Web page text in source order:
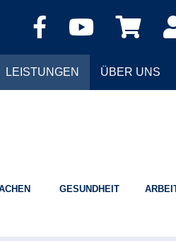
LEISTUNGEN ÜBER UNS
GESUNDHEIT